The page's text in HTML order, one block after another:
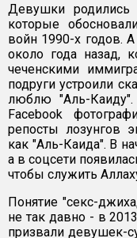
Девушки родились
которые
войн 1990-х годов.
около года назад,
чеченскими
подруги устроили
люблю "Аль-
Facebook
репосты лозунгов
как "Аль-Каида". В
а в соцсети
чтобы служить
Понятие "секс-
не так давно - в
призвали девушек-